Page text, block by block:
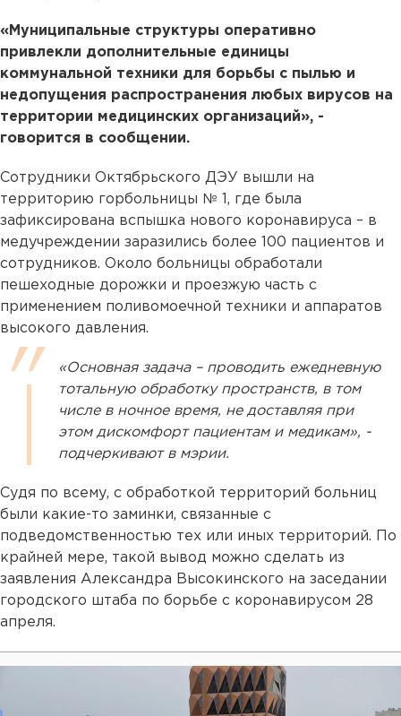
«Муниципальные структуры оперативно
привлекли дополнительные единицы
коммунальной техники для борьбы с пылью и
недопущения распространения любых вирусов на
территории медицинских организаций», -
говорится в сообщении.
Сотрудники Октябрьского ДЭУ вышли на
территорию горбольницы № 1, где была
зафиксирована вспышка нового коронавируса – в
медучреждении заразились более 100 пациентов и
сотрудников. Около больницы обработали
пешеходные дорожки и проезжую часть с
применением поливомоечной техники и аппаратов
высокого давления.
«Основная задача – проводить ежедневную
тотальную обработку пространств, в том
числе в ночное время, не доставляя при
этом дискомфорт пациентам и медикам», -
подчеркивают в мэрии.
Судя по всему, с обработкой территорий больниц
были какие-то заминки, связанные с
подведомственностью тех или иных территорий. По
крайней мере, такой вывод можно сделать из
заявления Александра Высокинского на заседании
городского штаба по борьбе с коронавирусом 28
апреля.